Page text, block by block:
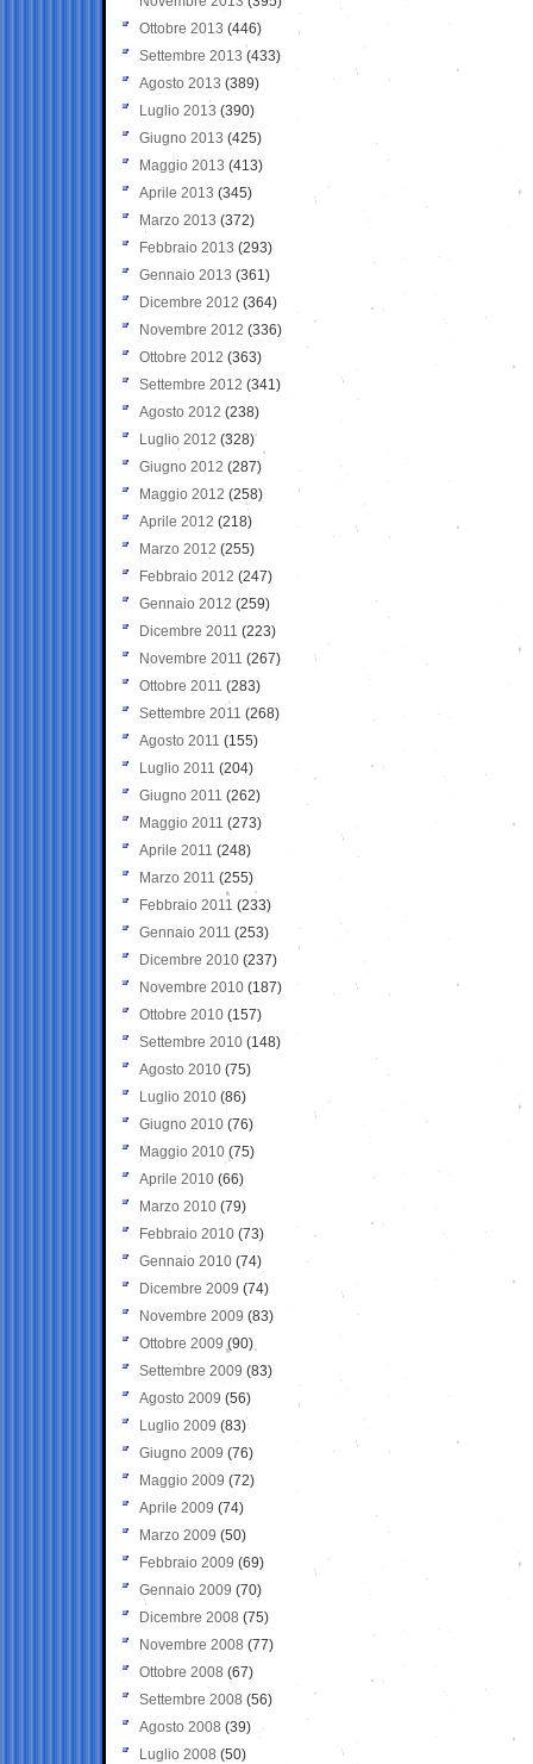
Ottobre 2013 (446)
Settembre 2013 (433)
Agosto 2013 (389)
Luglio 2013 (390)
Giugno 2013 (425)
Maggio 2013 (413)
Aprile 2013 (345)
Marzo 2013 (372)
Febbraio 2013 (293)
Gennaio 2013 (361)
Dicembre 2012 (364)
Novembre 2012 (336)
Ottobre 2012 (363)
Settembre 2012 (341)
Agosto 2012 (238)
Luglio 2012 (328)
Giugno 2012 (287)
Maggio 2012 (258)
Aprile 2012 (218)
Marzo 2012 (255)
Febbraio 2012 (247)
Gennaio 2012 (259)
Dicembre 2011 (223)
Novembre 2011 (267)
Ottobre 2011 (283)
Settembre 2011 (268)
Agosto 2011 (155)
Luglio 2011 (204)
Giugno 2011 (262)
Maggio 2011 (273)
Aprile 2011 (248)
Marzo 2011 (255)
Febbraio 2011 (233)
Gennaio 2011 (253)
Dicembre 2010 (237)
Novembre 2010 (187)
Ottobre 2010 (157)
Settembre 2010 (148)
Agosto 2010 (75)
Luglio 2010 (86)
Giugno 2010 (76)
Maggio 2010 (75)
Aprile 2010 (66)
Marzo 2010 (79)
Febbraio 2010 (73)
Gennaio 2010 (74)
Dicembre 2009 (74)
Novembre 2009 (83)
Ottobre 2009 (90)
Settembre 2009 (83)
Agosto 2009 (56)
Luglio 2009 (83)
Giugno 2009 (76)
Maggio 2009 (72)
Aprile 2009 (74)
Marzo 2009 (50)
Febbraio 2009 (69)
Gennaio 2009 (70)
Dicembre 2008 (75)
Novembre 2008 (77)
Ottobre 2008 (67)
Settembre 2008 (56)
Agosto 2008 (39)
Luglio 2008 (50)